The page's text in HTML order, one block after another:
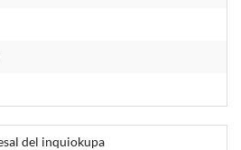
del inquiokupa